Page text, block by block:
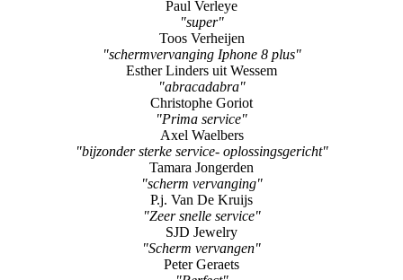
Paul Verleye
"super"
Toos Verheijen
"schermvervanging Iphone 8 plus"
Esther Linders uit Wessem
"abracadabra"
Christophe Goriot
"Prima service"
Axel Waelbers
"bijzonder sterke service- oplossingsgericht"
Tamara Jongerden
"scherm vervanging"
P.j. Van De Kruijs
"Zeer snelle service"
SJD Jewelry
"Scherm vervangen"
Peter Geraets